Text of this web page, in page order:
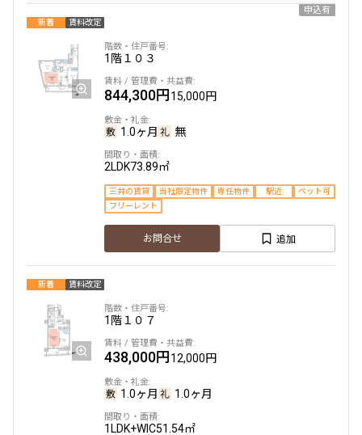
新着 賃料改定
申込有
1階１０３
844,300円15,000円
1.0ヶ月 無
2LDK73.89㎡
三井の賃貸 当社限定物件 専任物件 駅近
ペット可
フリーレント
お問合せ 追加
新着 賃料改定
1階１０７
438,000円12,000円
1.0ヶ月 1.0ヶ月
1LDK+WIC51.54㎡